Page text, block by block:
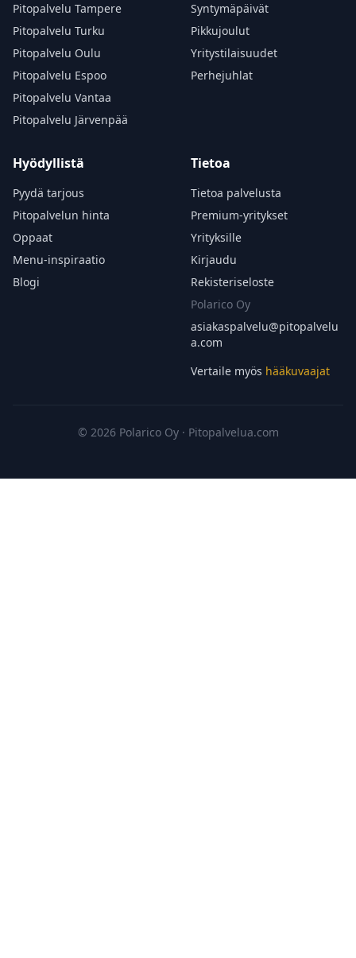
Pitopalvelu Tampere
Pitopalvelu Turku
Pitopalvelu Oulu
Pitopalvelu Espoo
Pitopalvelu Vantaa
Pitopalvelu Järvenpää
Syntymäpäivät
Pikkujoulut
Yritystilaisuudet
Perhejuhlat
Hyödyllistä
Pyydä tarjous
Pitopalvelun hinta
Oppaat
Menu-inspiraatio
Blogi
Tietoa
Tietoa palvelusta
Premium-yritykset
Yrityksille
Kirjaudu
Rekisteriseloste
Polarico Oy
asiakaspalvelu@pitopalvelu
a.com
Vertaile myös hääkuvaajat
© 2026 Polarico Oy · Pitopalvelua.com